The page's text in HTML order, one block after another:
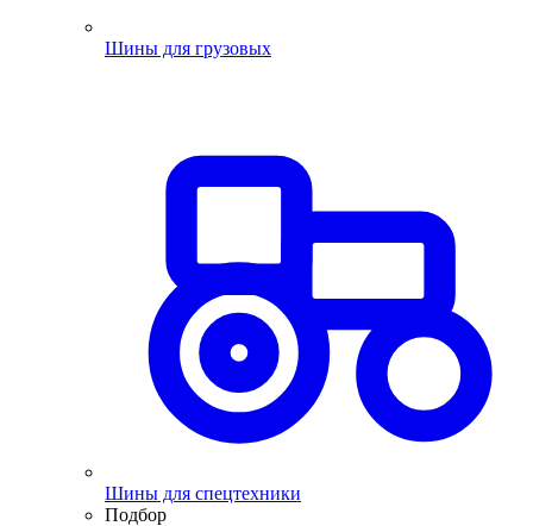
Шины для грузовых
Шины для спецтехники
Подбор